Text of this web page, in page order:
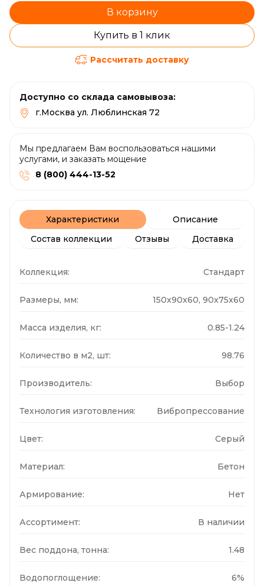
В корзину
Купить в 1 клик
Рассчитать доставку
Доступно со склада самовывоза:
г.Москва ул. Люблинская 72
Мы предлагаем Вам воспользоваться нашими
услугами, и заказать мощение
8 (800) 444-13-52
Характеристики
Описание
Состав коллекции
Отзывы Доставка
Коллекция: Стандарт
Размеры, мм: 150x90x60, 90x75x60
Масса изделия, кг: 0.85-1.24
Количество в м2, шт: 98.76
Производитель: Выбор
Технология изготовления: Вибропрессование
Цвет: Серый
Материал: Бетон
Армирование: Нет
Ассортимент: В наличии
Вес поддона, тонна: 1.48
Водопоглощение: 6%